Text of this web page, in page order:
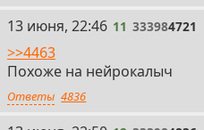
11
13 июня, 22:46 11 333984721
>>4463
Похоже на нейрокалыч
Ответы 4836